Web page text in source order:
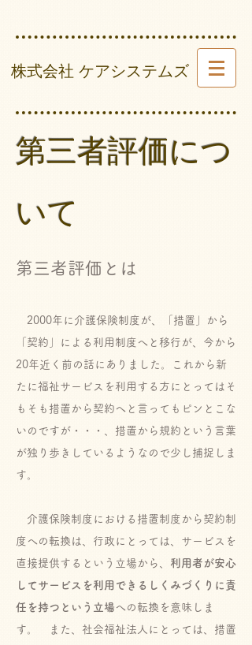
​ 株式会社 ケアシステムズ
第三者評価につ
いて
第三者評価とは
2000年に介護保険制度が、「措置」から
「契約」による利用制度へと移行が、今から
20年近く前の話にありました。これから新
たに福祉サービスを利用する方にとってはそ
もそも措置から契約へと言ってもピンとこな
いのですが・・・、措置から規約という言葉
が独り歩きしているようなので少し捕捉しま
す。
介護保険制度における措置制度から契約制
度への転換は、行政にとっては、サービスを
直接提供するという立場から、 利用者が安心
してサービスを利用できるしくみづくりに責
任を持つという立場 への転換を意味しま
す。 また、社会福祉法人にとっては、措置